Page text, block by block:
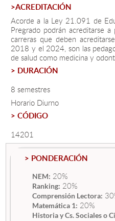
Admisión
Pregrado
Postgrado
Formación Continua
Estudiantes
Funcionarios
Alumni
English
>ACREDITACIÓN
Acorde a la Ley 21.091 de
Pregrado podrán acreditarse
carreras que deben
2018 y el 2024, son las
de salud como medicina y
> DURACIÓN
8 semestres
Horario Diurno
> CÓDIGO
14201
> PONDERACIÓN
NEM: 20%
Ranking: 20%
Comprensión Lectora:
Matemática 1: 20%
Historia y Cs. Sociales o